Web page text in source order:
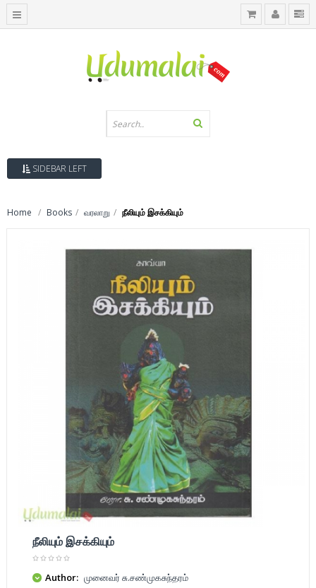
SIDEBAR LEFT
Home Books வரலாறு நீலியும் இசக்கியும்
நீலியும் இசக்கியும்
Author: முனைவர் சு.சண்முகசுந்தரம்